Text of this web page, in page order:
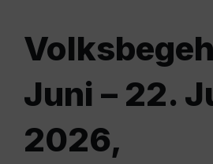
Juni – 22.
2026,